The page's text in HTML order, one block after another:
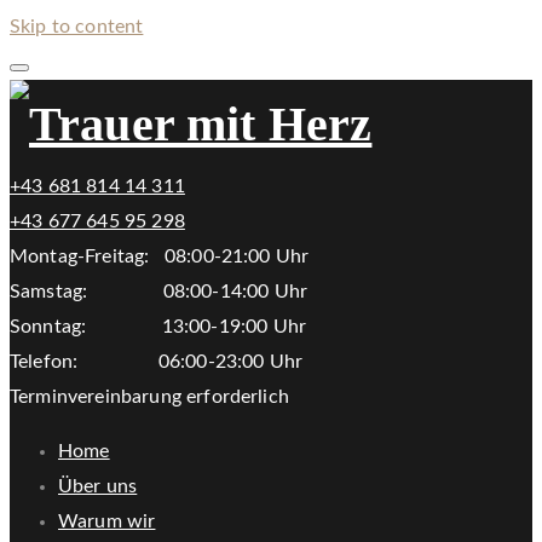
Skip to content
+43 681 814 14 311
+43 677 645 95 298
Montag-Freitag: 08:00-21:00 Uhr
Samstag: 08:00-14:00 Uhr
Sonntag: 13:00-19:00 Uhr
Telefon: 06:00-23:00 Uhr
Terminvereinbarung erforderlich
Home
Über uns
Warum wir